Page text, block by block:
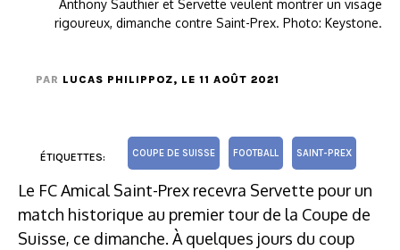
Anthony Sauthier et Servette veulent montrer un visage
rigoureux, dimanche contre Saint-Prex. Photo: Keystone.
PAR LUCAS PHILIPPOZ, LE 11 AOÛT 2021
ÉTIQUETTES: COUPE DE SUISSE FOOTBALL SAINT-PREX
Le FC Amical Saint-Prex recevra Servette pour un
match historique au premier tour de la Coupe de
Suisse, ce dimanche. À quelques jours du coup